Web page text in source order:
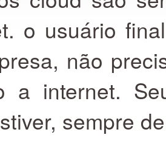
cloud são
o usuário
não
a internet.
sempre